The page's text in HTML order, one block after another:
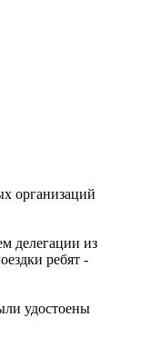
организаций
делегации из
ребят -
удостоены